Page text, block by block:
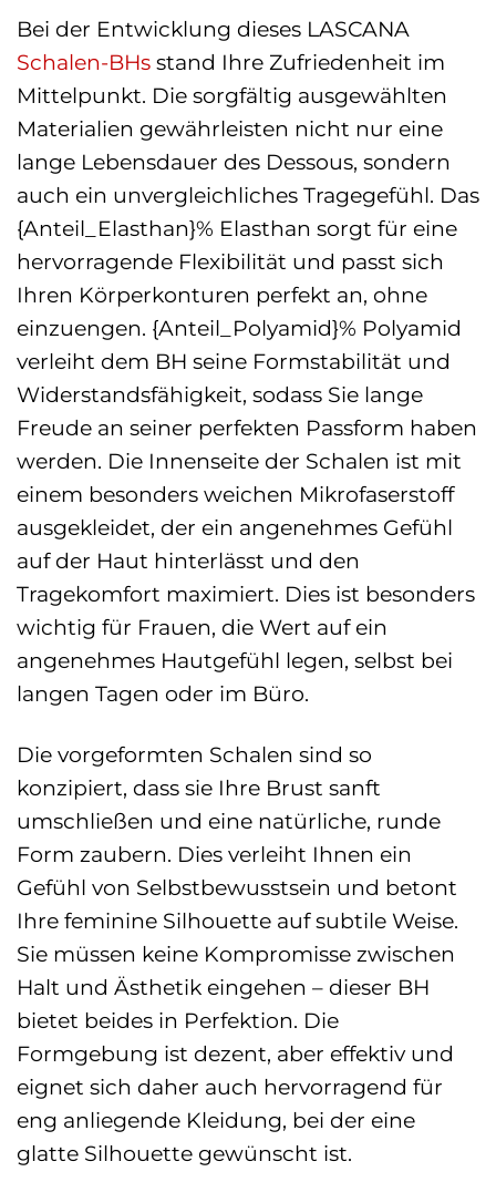
Bei der Entwicklung dieses LASCANA
Schalen-BHs stand Ihre Zufriedenheit im
Mittelpunkt. Die sorgfältig ausgewählten
Materialien gewährleisten nicht nur eine
lange Lebensdauer des Dessous, sondern
auch ein unvergleichliches Tragegefühl. Das
{Anteil_Elasthan}% Elasthan sorgt für eine
hervorragende Flexibilität und passt sich
Ihren Körperkonturen perfekt an, ohne
einzuengen. {Anteil_Polyamid}% Polyamid
verleiht dem BH seine Formstabilität und
Widerstandsfähigkeit, sodass Sie lange
Freude an seiner perfekten Passform haben
werden. Die Innenseite der Schalen ist mit
einem besonders weichen Mikrofaserstoff
ausgekleidet, der ein angenehmes Gefühl
auf der Haut hinterlässt und den
Tragekomfort maximiert. Dies ist besonders
wichtig für Frauen, die Wert auf ein
angenehmes Hautgefühl legen, selbst bei
langen Tagen oder im Büro.
Die vorgeformten Schalen sind so
konzipiert, dass sie Ihre Brust sanft
umschließen und eine natürliche, runde
Form zaubern. Dies verleiht Ihnen ein
Gefühl von Selbstbewusstsein und betont
Ihre feminine Silhouette auf subtile Weise.
Sie müssen keine Kompromisse zwischen
Halt und Ästhetik eingehen – dieser BH
bietet beides in Perfektion. Die
Formgebung ist dezent, aber effektiv und
eignet sich daher auch hervorragend für
eng anliegende Kleidung, bei der eine
glatte Silhouette gewünscht ist.